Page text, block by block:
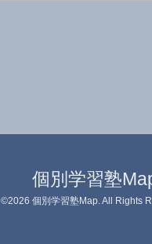
個別学習塾
©2026 個別学習塾Map . All Rights